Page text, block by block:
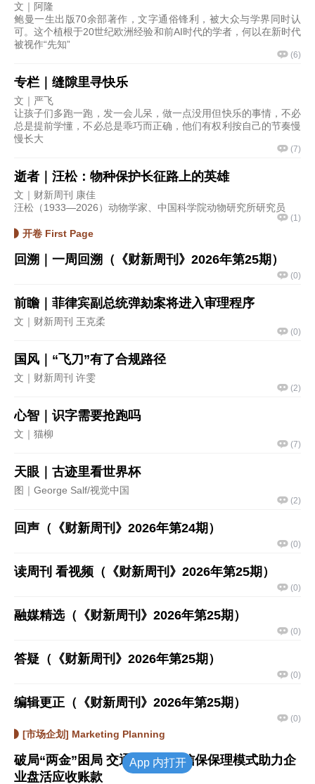
文｜阿隆
鲍曼一生出版70余部著作，文字通俗锋利，被大众与学界同时认
可。这个植根于20世纪欧洲经验和前AI时代的学者，何以在新时代
被视作“先知”
(6)
专栏｜缝隙里寻快乐
文｜严飞
让孩子们多跑一跑，发一会儿呆，做一点没用但快乐的事情，不必
总是提前学懂，不必总是乖巧而正确，他们有权利按自己的节奏慢
慢长大
(7)
逝者｜汪松：物种保护长征路上的英雄
文｜财新周刊 康佳
汪松（1933—2026）动物学家、中国科学院动物研究所研究员
(1)
开卷 First Page
回溯｜一周回溯（《财新周刊》2026年第25期）
(0)
前瞻｜菲律宾副总统弹劾案将进入审理程序
文｜财新周刊 王克柔
(0)
国风｜“飞刀”有了合规路径
文｜财新周刊 许雯
(2)
心智｜识字需要抢跑吗
文｜猫柳
(7)
天眼｜古迹里看世界杯
图｜George Salf/视觉中国
(2)
回声（《财新周刊》2026年第24期）
(0)
读周刊 看视频（《财新周刊》2026年第25期）
(0)
融媒精选（《财新周刊》2026年第25期）
(0)
答疑（《财新周刊》2026年第25期）
(0)
编辑更正（《财新周刊》2026年第25期）
(0)
[市场企划] Marketing Planning
破局“两金”困局 交通银行创新信保保理模式助力企
业盘活应收账款
App 内打开